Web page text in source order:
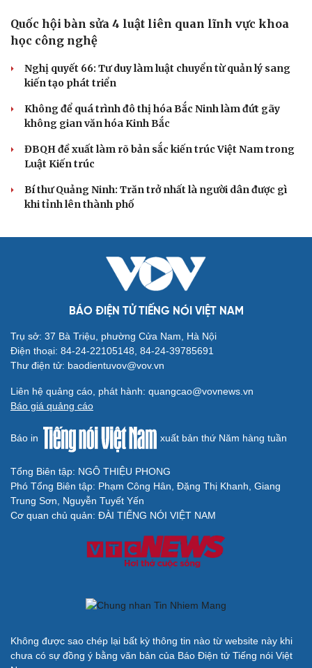
Quốc hội bàn sửa 4 luật liên quan lĩnh vực khoa
học công nghệ
Nghị quyết 66: Tư duy làm luật chuyển từ quản lý sang
kiến tạo phát triển
Không để quá trình đô thị hóa Bắc Ninh làm đứt gãy
không gian văn hóa Kinh Bắc
ĐBQH đề xuất làm rõ bản sắc kiến trúc Việt Nam trong
Luật Kiến trúc
Bí thư Quảng Ninh: Trăn trở nhất là người dân được gì
khi tỉnh lên thành phố
BÁO ĐIỆN TỬ TIẾNG NÓI VIỆT NAM
Trụ sở: 37 Bà Triệu, phường Cửa Nam, Hà Nội
Điện thoại: 84-24-22105148, 84-24-39785691
Thư điện tử: baodientuvov@vov.vn
Liên hệ quảng cáo, phát hành: quangcao@vovnews.vn
Báo giá quảng cáo
Báo in xuất bản thứ Năm hàng tuần
Tổng Biên tập: NGÔ THIỆU PHONG
Phó Tổng Biên tập: Phạm Công Hân, Đặng Thị Khanh, Giang
Trung Sơn, Nguyễn Tuyết Yến
Cơ quan chủ quản: ĐÀI TIẾNG NÓI VIỆT NAM
Không được sao chép lại bất kỳ thông tin nào từ website này khi
chưa có sự đồng ý bằng văn bản của Báo Điện tử Tiếng nói Việt